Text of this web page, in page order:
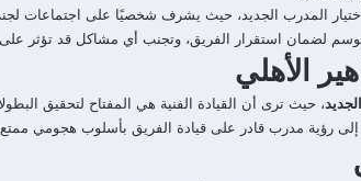
المدرب الجديد، حيث يشرف شخصيًا على اجتماعات
لضمان استقرار الفريق، وتجنب أي مشاكل قد تؤثر على
الأهلي
، حيث ترى أن القيادة الفنية هي المفتاح لتحقيق
إلى رؤية مدرب قادر على قيادة الفريق بأسلوب هجومي